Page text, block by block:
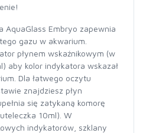
AquaGlass Embryo zapewnia
gazu w akwarium.
płynem wskaźnikowym (w
aby kolor indykatora wskazał
Dla łatwego oczytu
znajdziesz płyn
się zatykaną komorę
10ml). W
indykatorów, szklany